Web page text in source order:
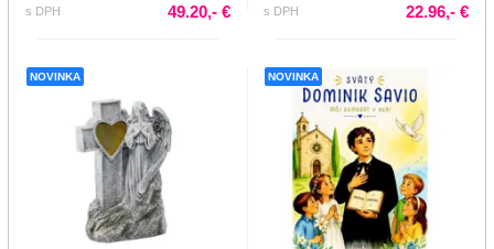
s DPH
49.20,- €
s DPH
22.96,- €
NOVINKA NOVINKA